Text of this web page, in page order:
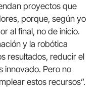
proyectos que
porque, según yo
al final, no de inicio.
y la robótica
resultados, reducir el
innovado. Pero no
estos recursos”.